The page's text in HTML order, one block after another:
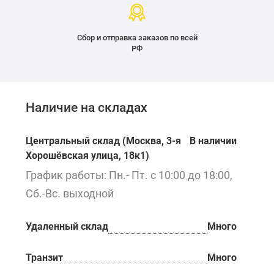
Сбор и отправка заказов по всей
РФ
Наличие на складах
Центральный склад (Москва, 3-я
Хорошёвская улица, 18к1)
В наличии
График работы: Пн.- Пт. с 10:00 до 18:00,
Сб.-Вс. выходной
Удаленный склад Много
Транзит Много